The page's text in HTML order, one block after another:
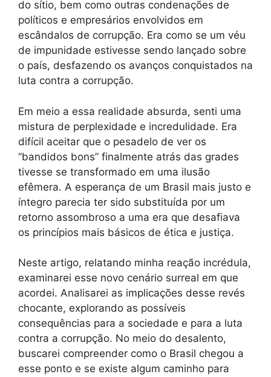
do sítio, bem como outras condenações de
políticos e empresários envolvidos em
escândalos de corrupção. Era como se um véu
de impunidade estivesse sendo lançado sobre
o país, desfazendo os avanços conquistados na
luta contra a corrupção.
Em meio a essa realidade absurda, senti uma
mistura de perplexidade e incredulidade. Era
difícil aceitar que o pesadelo de ver os
“bandidos bons” finalmente atrás das grades
tivesse se transformado em uma ilusão
efêmera. A esperança de um Brasil mais justo e
íntegro parecia ter sido substituída por um
retorno assombroso a uma era que desafiava
os princípios mais básicos de ética e justiça.
Neste artigo, relatando minha reação incrédula,
examinarei esse novo cenário surreal em que
acordei. Analisarei as implicações desse revés
chocante, explorando as possíveis
consequências para a sociedade e para a luta
contra a corrupção. No meio do desalento,
buscarei compreender como o Brasil chegou a
esse ponto e se existe algum caminho para